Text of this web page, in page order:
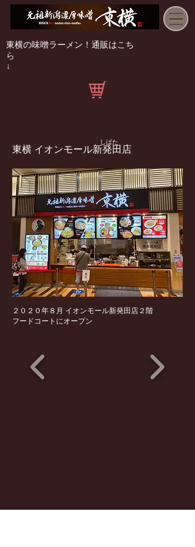
東横の味噌ラーメン！通販はこち
ら
↓
しばた
東横 イオンモール新発田店
２０２０年８月 イオンモール新発田店２階
​フードコートにオープン